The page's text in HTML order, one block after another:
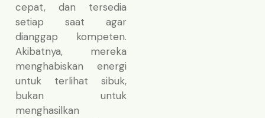
cepat, dan tersedia
setiap saat agar
dianggap kompeten.
Akibatnya, mereka
menghabiskan energi
untuk terlihat sibuk,
bukan untuk
menghasilkan